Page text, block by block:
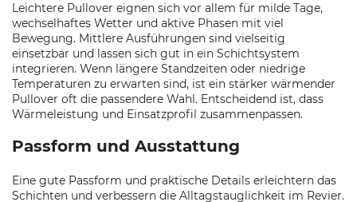
Leichtere Pullover eignen sich vor allem für milde Tage,
wechselhaftes Wetter und aktive Phasen mit viel
Bewegung. Mittlere Ausführungen sind vielseitig
einsetzbar und lassen sich gut in ein Schichtsystem
integrieren. Wenn längere Standzeiten oder niedrige
Temperaturen zu erwarten sind, ist ein stärker wärmender
Pullover oft die passendere Wahl. Entscheidend ist, dass
Wärmeleistung und Einsatzprofil zusammenpassen.
Passform und Ausstattung
Eine gute Passform und praktische Details erleichtern das
Schichten und verbessern die Alltagstauglichkeit im Revier.